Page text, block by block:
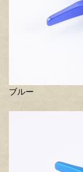
ブルー